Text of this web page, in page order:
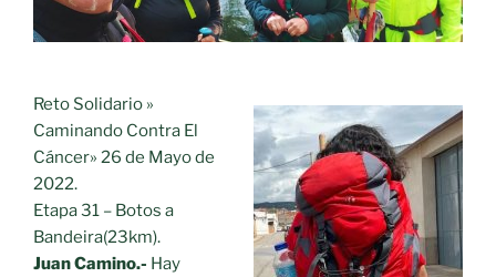
Reto Solidario »
Caminando Contra El
Cáncer» 26 de Mayo de
2022.
Etapa 31 – Botos a
Bandeira(23km).
Juan Camino.- Hay